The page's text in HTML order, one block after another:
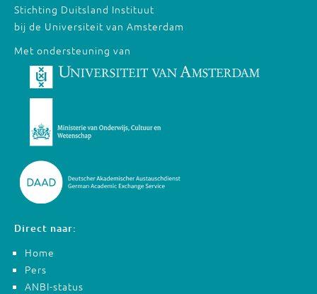
Stichting Duitsland Instituut
bij de Universiteit van Amsterdam
Met ondersteuning van
Direct naar:
Home
Pers
ANBI-status